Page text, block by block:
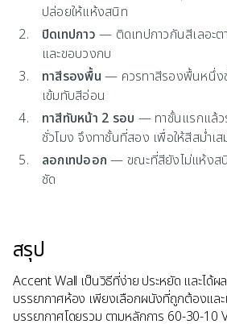
ปล่อยให้แห้งสนิท
ปิดเทปกาว — ติดเทปกาวกันสีเลอะ
และขอบวงกบ
ทาสีรองพื้น — ควรทาสีรองพื้นหนึ่ง
เข้มทับสีอ่อน
ทาสีทับหน้า 2 รอบ — ทาชั้นแรกแล้
ชั่วโมง จึงทาชั้นที่สอง เพื่อให้สีสม่ำเ
ลอกเทปออก — ขณะที่สียังไม่แห้งส
ชัด
สรุป
Accent Wall เป็นวิธีที่ง่าย ประหยัด และได้ผ
บรรยากาศห้อง เพียงเลือกผนังที่ถูกต้องและ
บรรยากาศโดยรวม ตามหลักการ 60-30-10